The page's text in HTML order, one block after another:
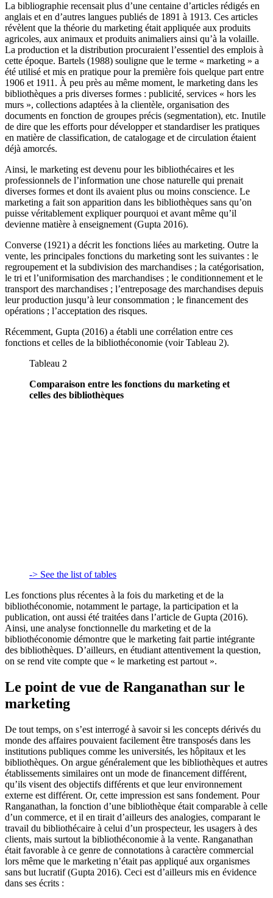
La bibliographie recensait plus d’une centaine d’articles rédigés en
anglais et en d’autres langues publiés de 1891 à 1913. Ces articles
révèlent que la théorie du marketing était appliquée aux produits
agricoles, aux animaux et produits animaliers ainsi qu’à la volaille.
La production et la distribution procuraient l’essentiel des emplois à
cette époque. Bartels (1988) souligne que le terme « marketing » a
été utilisé et mis en pratique pour la première fois quelque part entre
1906 et 1911. À peu près au même moment, le marketing dans les
bibliothèques a pris diverses formes : publicité, services « hors les
murs », collections adaptées à la clientèle, organisation des
documents en fonction de groupes précis (segmentation), etc. Inutile
de dire que les efforts pour développer et standardiser les pratiques
en matière de classification, de catalogage et de circulation étaient
déjà amorcés.
Ainsi, le marketing est devenu pour les bibliothécaires et les
professionnels de l’information une chose naturelle qui prenait
diverses formes et dont ils avaient plus ou moins conscience. Le
marketing a fait son apparition dans les bibliothèques sans qu’on
puisse véritablement expliquer pourquoi et avant même qu’il
devienne matière à enseignement (Gupta 2016).
Converse (1921) a décrit les fonctions liées au marketing. Outre la
vente, les principales fonctions du marketing sont les suivantes : le
regroupement et la subdivision des marchandises ; la catégorisation,
le tri et l’uniformisation des marchandises ; le conditionnement et le
transport des marchandises ; l’entreposage des marchandises depuis
leur production jusqu’à leur consommation ; le financement des
opérations ; l’acceptation des risques.
Récemment, Gupta (2016) a établi une corrélation entre ces
fonctions et celles de la bibliothéconomie (voir Tableau 2).
Tableau 2
Comparaison entre les fonctions du marketing et
celles des bibliothèques
-> See the list of tables
Les fonctions plus récentes à la fois du marketing et de la
bibliothéconomie, notamment le partage, la participation et la
publication, ont aussi été traitées dans l’article de Gupta (2016).
Ainsi, une analyse fonctionnelle du marketing et de la
bibliothéconomie démontre que le marketing fait partie intégrante
des bibliothèques. D’ailleurs, en étudiant attentivement la question,
on se rend vite compte que « le marketing est partout ».
Le point de vue de Ranganathan sur le
marketing
De tout temps, on s’est interrogé à savoir si les concepts dérivés du
monde des affaires pouvaient facilement être transposés dans les
institutions publiques comme les universités, les hôpitaux et les
bibliothèques. On argue généralement que les bibliothèques et autres
établissements similaires ont un mode de financement différent,
qu’ils visent des objectifs différents et que leur environnement
externe est différent. Or, cette impression est sans fondement. Pour
Ranganathan, la fonction d’une bibliothèque était comparable à celle
d’un commerce, et il en tirait d’ailleurs des analogies, comparant le
travail du bibliothécaire à celui d’un prospecteur, les usagers à des
clients, mais surtout la bibliothéconomie à la vente. Ranganathan
était favorable à ce genre de connotations à caractère commercial
lors même que le marketing n’était pas appliqué aux organismes
sans but lucratif (Gupta 2016). Ceci est d’ailleurs mis en évidence
dans ses écrits :